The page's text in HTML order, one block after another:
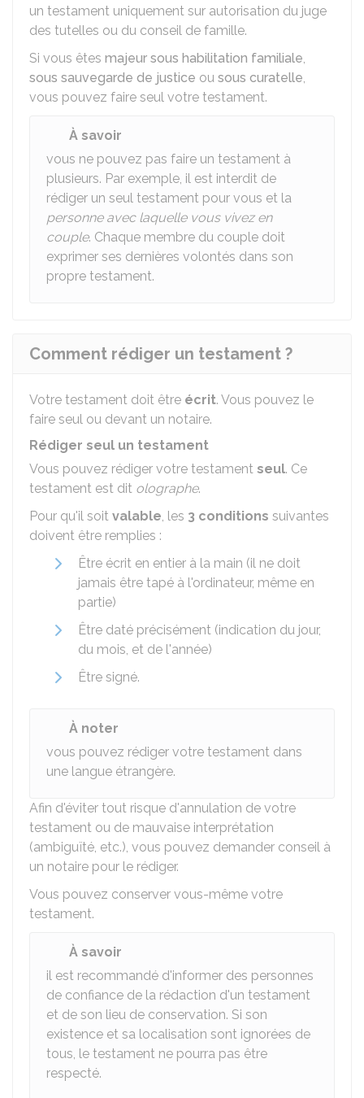
un testament uniquement sur autorisation du juge
des tutelles ou du conseil de famille.
Si vous êtes majeur sous habilitation familiale,
sous sauvegarde de justice ou sous curatelle,
vous pouvez faire seul votre testament.
À savoir
vous ne pouvez pas faire un testament à
plusieurs. Par exemple, il est interdit de
rédiger un seul testament pour vous et la
personne avec laquelle vous vivez en
couple. Chaque membre du couple doit
exprimer ses dernières volontés dans son
propre testament.
Comment rédiger un testament ?
Votre testament doit être écrit. Vous pouvez le
faire seul ou devant un notaire.
Rédiger seul un testament
Vous pouvez rédiger votre testament seul. Ce
testament est dit olographe.
Pour qu'il soit valable, les 3 conditions suivantes
doivent être remplies :
Être écrit en entier à la main (il ne doit
jamais être tapé à l'ordinateur, même en
partie)
Être daté précisément (indication du jour,
du mois, et de l'année)
Être signé.
À noter
vous pouvez rédiger votre testament dans
une langue étrangère.
Afin d'éviter tout risque d'annulation de votre
testament ou de mauvaise interprétation
(ambiguïté, etc.), vous pouvez demander conseil à
un notaire pour le rédiger.
Vous pouvez conserver vous-même votre
testament.
À savoir
il est recommandé d'informer des personnes
de confiance de la rédaction d'un testament
et de son lieu de conservation. Si son
existence et sa localisation sont ignorées de
tous, le testament ne pourra pas être
respecté.